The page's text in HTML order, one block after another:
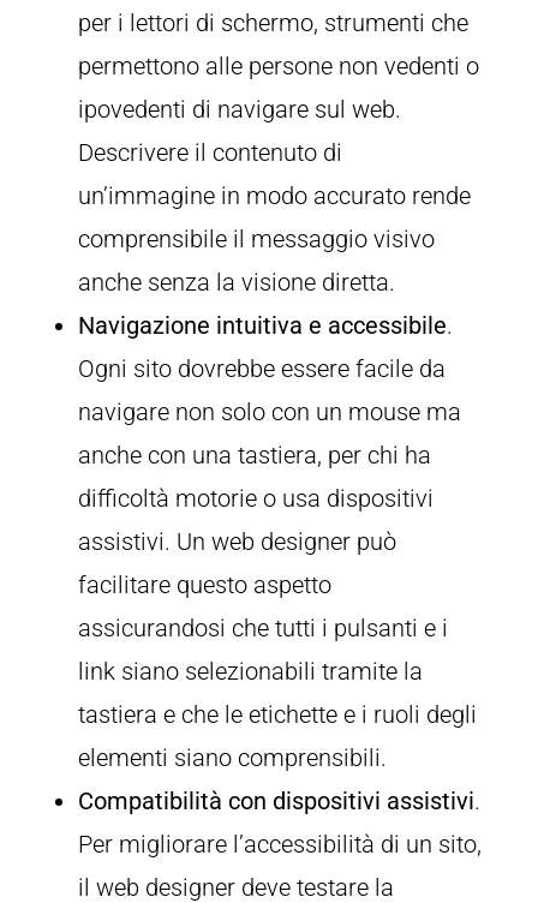
per i lettori di schermo, strumenti che
permettono alle persone non vedenti o
ipovedenti di navigare sul web.
Descrivere il contenuto di
un’immagine in modo accurato rende
comprensibile il messaggio visivo
anche senza la visione diretta.
Navigazione intuitiva e accessibile.
Ogni sito dovrebbe essere facile da
navigare non solo con un mouse ma
anche con una tastiera, per chi ha
difficoltà motorie o usa dispositivi
assistivi. Un web designer può
facilitare questo aspetto
assicurandosi che tutti i pulsanti e i
link siano selezionabili tramite la
tastiera e che le etichette e i ruoli degli
elementi siano comprensibili.
Compatibilità con dispositivi assistivi.
Per migliorare l’accessibilità di un sito,
il web designer deve testare la